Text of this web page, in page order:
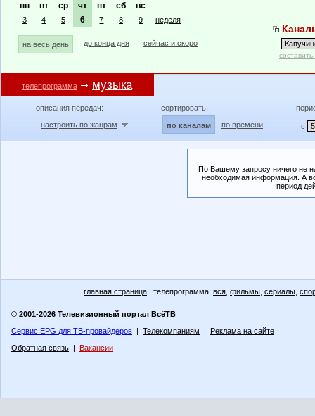
пн вт ср чт пт сб вс
3 4 5 6 7 8 9 неделя
на весь день до конца дня сейчас и скоро
телепрограмма музыка
описания передач:
настроить по жанрам
сортировать:
по каналам по времени с
По Вашему запросу ничего не
необходимая информация. А
период
главная страница | телепрограмма: вся фильмы сериалы
© 2001-2026 Телевизионный портал ВсёТВ
Сервис EPG для ТВ-провайдеров | Телекомпаниям | Реклама на сайте
Обратная связь | Вакансии